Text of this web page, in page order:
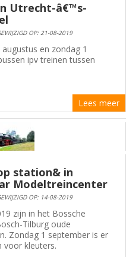
Utrecht-â€™s-
OP: 21-08-2019
en zondag 1
ipv treinen tussen
Lees meer
station& in
Modeltreincenter
OP: 14-08-2019
zijn in het Bossche
Tilburg oude
Zondag 1 september is er
voor kleuters.